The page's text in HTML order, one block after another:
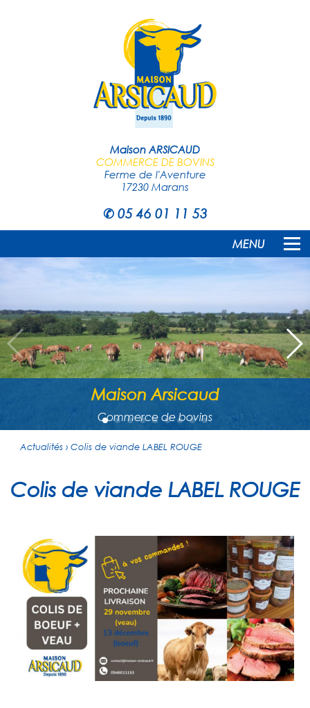
Maison ARSICAUD
COMMERCE DE BOVINS
Ferme de l'Aventure
17230 Marans
✆ 05 46 01 11 53
MENU
Maison Arsicaud
Commerce de bovins
Actualités › Colis de viande LABEL ROUGE
Colis de viande LABEL ROUGE